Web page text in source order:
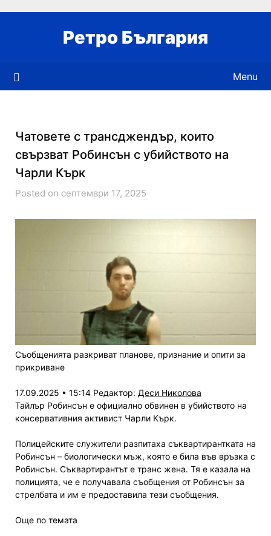
Ретро България
Menu
Чатовете с трансджендър, които
свързват Робинсън с убийството на
Чарли Кърк
Posted on септември 17, 2025
Съобщенията разкриват планове, признание и опити за
прикриване
17.09.2025 • 15:14 Редактор: Деси Николова
Тайлър Робинсън е официално обвинен в убийството на
консервативния активист Чарли Кърк.
Полицейските служители разпитаха съквартирантката на
Робинсън – биологически мъж, която е била във връзка с
Робинсън. Съквартирантът е транс жена. Тя е казала на
полицията, че е получавала съобщения от Робинсън за
стрелбата и им е предоставила тези съобщения.
Още по темата